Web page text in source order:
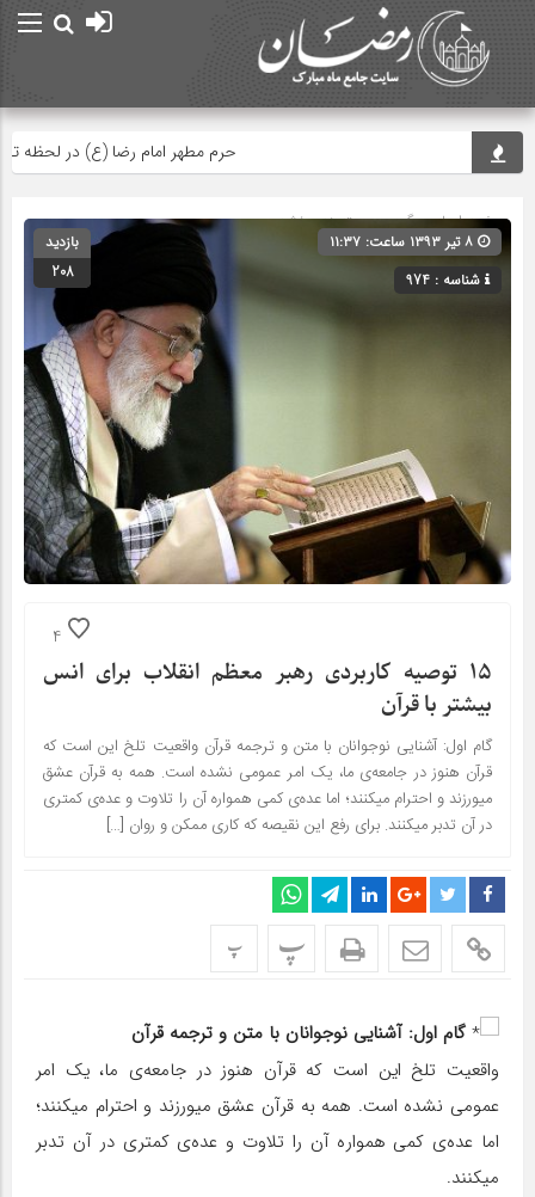
حرم مطهر امام رضا (ع) در لحظه تحویل
صفحه اصلی» گروه » دسته‌بندی نشده
شناسه : 974
بازدید
208
4
۱۵ توصیه کاربردی رهبر معظم انقلاب برای انس
بیشتر با قرآن
گام اول: آشنایی نوجوانان با متن و ترجمه قرآن واقعیت تلخ این است که
قرآن هنوز در جامعه‌ی ما، یک امر عمومی نشده است. همه به قرآن عشق
میورزند و احترام میکنند؛ اما عده‌ی کمی همواره آن را تلاوت و عده‌ی کمتری
در آن تدبر میکنند. برای رفع این نقیصه که کاری ممکن و روان […]
پ پ
گام اول: آشنایی نوجوانان با متن و ترجمه قرآن
واقعیت تلخ این است که قرآن هنوز در جامعه‌ی ما، یک امر
عمومی نشده است. همه به قرآن عشق میورزند و احترام میکنند؛
اما عده‌ی کمی همواره آن را تلاوت و عده‌ی کمتری در آن تدبر
میکنند.